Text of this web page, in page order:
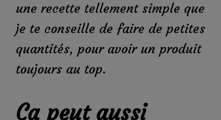
une recette tellement simple que
je te conseille de faire de petites
quantités, pour avoir un produit
toujours au top.
Ça peut aussi